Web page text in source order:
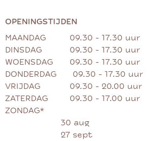
OPENINGSTIJDEN
MAANDAG
09.30 - 17.30 uur
DINSDAG
09.30 - 17.30 uur
WOENSDAG
09.30 - 17.30 uur
DONDERDAG
09.30 - 17.30 uur
VRIJDAG
09.30 - 20.00 uur
ZATERDAG
09.30 - 17.00 uur
ZONDAG*
30 aug
27 sept